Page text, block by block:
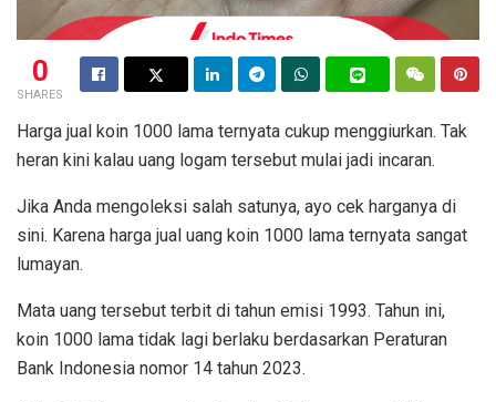
0
SHARES
Harga jual koin 1000 lama ternyata cukup menggiurkan. Tak
heran kini kalau uang logam tersebut mulai jadi incaran.
Jika Anda mengoleksi salah satunya, ayo cek harganya di
sini. Karena harga jual uang koin 1000 lama ternyata sangat
lumayan.
Mata uang tersebut terbit di tahun emisi 1993. Tahun ini,
koin 1000 lama tidak lagi berlaku berdasarkan Peraturan
Bank Indonesia nomor 14 tahun 2023.